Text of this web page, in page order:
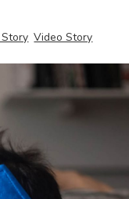
Video Story